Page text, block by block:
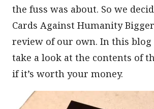
the fuss was about. So we
Cards Against Humanity
review of our own. In this blog
take a look at the contents of
if it’s worth your money.